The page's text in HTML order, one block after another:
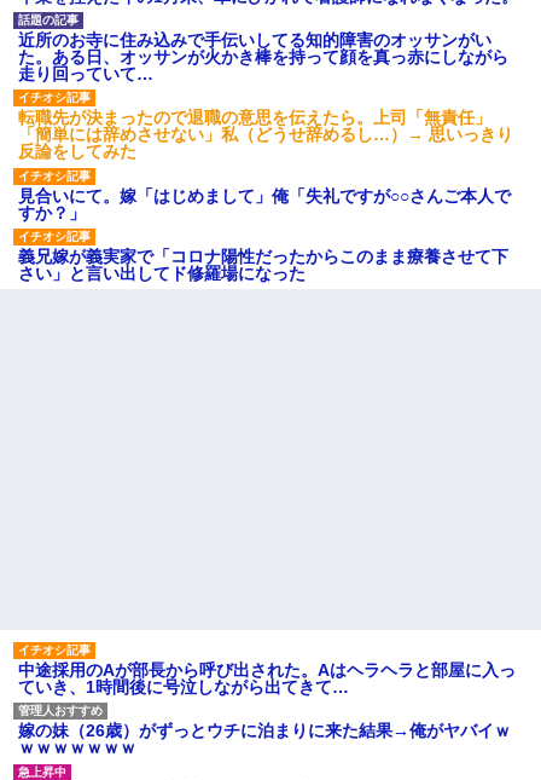
近所のお寺に住み込みで手伝いしてる知的障害のオッサンがい
た。ある日、オッサンが火かき棒を持って顔を真っ赤にしながら
走り回っていて…
転職先が決まったので退職の意思を伝えたら。上司「無責任」
「簡単には辞めさせない」私（どうせ辞めるし…）→ 思いっきり
反論をしてみた
見合いにて。嫁「はじめまして」俺「失礼ですが○○さんご本人で
すか？」
義兄嫁が義実家で「コロナ陽性だったからこのまま療養させて下
さい」と言い出してド修羅場になった
中途採用のAが部長から呼び出された。Aはヘラヘラと部屋に入っ
ていき、1時間後に号泣しながら出てきて…
嫁の妹（26歳）がずっとウチに泊まりに来た結果→俺がヤバイｗ
ｗｗｗｗｗｗｗ